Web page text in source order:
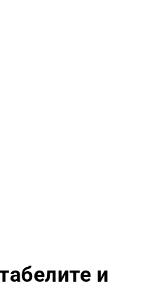
и